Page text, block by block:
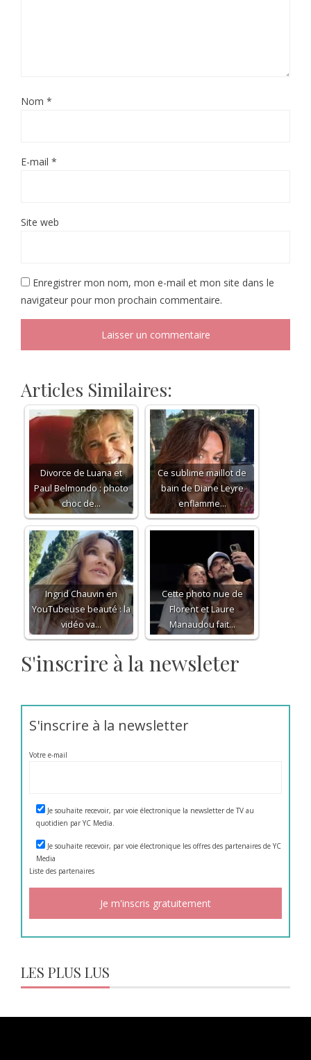
Nom *
E-mail *
Site web
Enregistrer mon nom, mon e-mail et mon site dans le
navigateur pour mon prochain commentaire.
Articles Similaires:
Divorce de Luana et
Paul Belmondo : photo
choc de…
Ce sublime maillot de
bain de Diane Leyre
enflamme…
Ingrid Chauvin en
YouTubeuse beauté : la
vidéo va…
Cette photo nue de
Florent et Laure
Manaudou fait…
S'inscrire à la newsleter
S'inscrire à la newsletter
Votre e-mail
Je souhaite recevoir, par voie électronique la newsletter de TV au
quotidien par YC Media.
Je souhaite recevoir, par voie électronique les offres des partenaires de YC
Media
Liste des partenaires
LES PLUS LUS